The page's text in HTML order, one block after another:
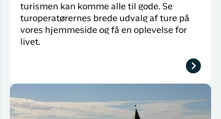
turismen kan komme alle til gode. Se
turoperatørernes brede udvalg af ture på
vores hjemmeside og få en oplevelse for
livet.